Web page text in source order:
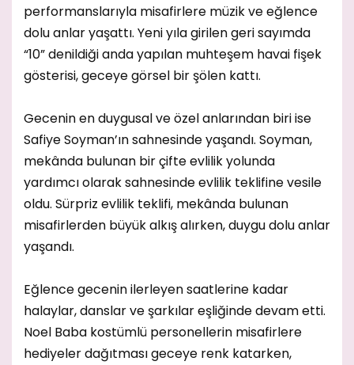
performanslarıyla misafirlere müzik ve eğlence
dolu anlar yaşattı. Yeni yıla girilen geri sayımda
“10” denildiği anda yapılan muhteşem havai fişek
gösterisi, geceye görsel bir şölen kattı.
Gecenin en duygusal ve özel anlarından biri ise
Safiye Soyman’ın sahnesinde yaşandı. Soyman,
mekânda bulunan bir çifte evlilik yolunda
yardımcı olarak sahnesinde evlilik teklifine vesile
oldu. Sürpriz evlilik teklifi, mekânda bulunan
misafirlerden büyük alkış alırken, duygu dolu anlar
yaşandı.
Eğlence gecenin ilerleyen saatlerine kadar
halaylar, danslar ve şarkılar eşliğinde devam etti.
Noel Baba kostümlü personellerin misafirlere
hediyeler dağıtması geceye renk katarken,